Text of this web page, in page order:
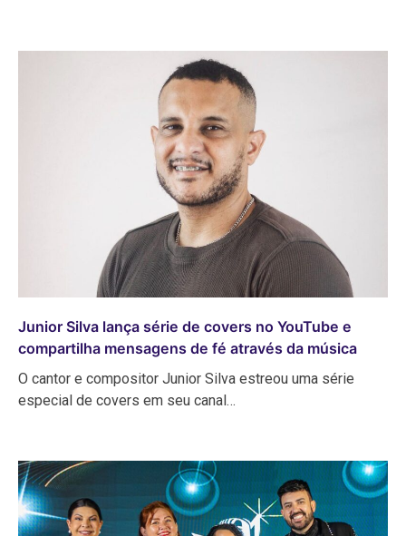
Junior Silva lança série de covers no YouTube e
compartilha mensagens de fé através da música
O cantor e compositor Junior Silva estreou uma série
especial de covers em seu canal…